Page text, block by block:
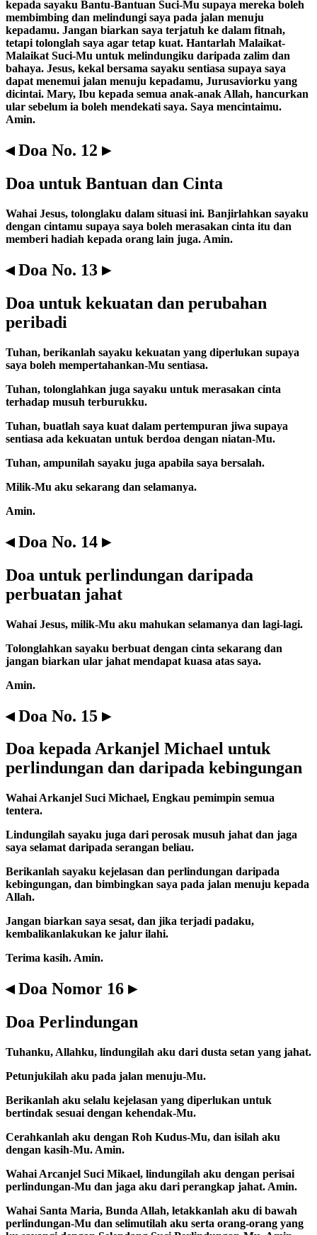
kepada sayaku Bantu-Bantuan Suci-Mu supaya mereka boleh
membimbing dan melindungi saya pada jalan menuju
kepadamu. Jangan biarkan saya terjatuh ke dalam fitnah,
tetapi tolonglah saya agar tetap kuat. Hantarlah Malaikat-
Malaikat Suci-Mu untuk melindungiku daripada zalim dan
bahaya. Jesus, kekal bersama sayaku sentiasa supaya saya
dapat menemui jalan menuju kepadamu, Jurusaviorku yang
dicintai. Mary, Ibu kepada semua anak-anak Allah, hancurkan
ular sebelum ia boleh mendekati saya. Saya mencintaimu.
Amin.
◂ Doa No. 12 ▸
Doa untuk Bantuan dan Cinta
Wahai Jesus, tolonglaku dalam situasi ini. Banjirlahkan sayaku
dengan cintamu supaya saya boleh merasakan cinta itu dan
memberi hadiah kepada orang lain juga. Amin.
◂ Doa No. 13 ▸
Doa untuk kekuatan dan perubahan
peribadi
Tuhan, berikanlah sayaku kekuatan yang diperlukan supaya
saya boleh mempertahankan-Mu sentiasa.
Tuhan, tolonglahkan juga sayaku untuk merasakan cinta
terhadap musuh terburukku.
Tuhan, buatlah saya kuat dalam pertempuran jiwa supaya
sentiasa ada kekuatan untuk berdoa dengan niatan-Mu.
Tuhan, ampunilah sayaku juga apabila saya bersalah.
Milik-Mu aku sekarang dan selamanya.
Amin.
◂ Doa No. 14 ▸
Doa untuk perlindungan daripada
perbuatan jahat
Wahai Jesus, milik-Mu aku mahukan selamanya dan lagi-lagi.
Tolonglahkan sayaku berbuat dengan cinta sekarang dan
jangan biarkan ular jahat mendapat kuasa atas saya.
Amin.
◂ Doa No. 15 ▸
Doa kepada Arkanjel Michael untuk
perlindungan dan daripada kebingungan
Wahai Arkanjel Suci Michael, Engkau pemimpin semua
tentera.
Lindungilah sayaku juga dari perosak musuh jahat dan jaga
saya selamat daripada serangan beliau.
Berikanlah sayaku kejelasan dan perlindungan daripada
kebingungan, dan bimbingkan saya pada jalan menuju kepada
Allah.
Jangan biarkan saya sesat, dan jika terjadi padaku,
kembalikanlakukan ke jalur ilahi.
Terima kasih. Amin.
◂ Doa Nomor 16 ▸
Doa Perlindungan
Tuhanku, Allahku, lindungilah aku dari dusta setan yang jahat.
Petunjukilah aku pada jalan menuju-Mu.
Berikanlah aku selalu kejelasan yang diperlukan untuk
bertindak sesuai dengan kehendak-Mu.
Cerahkanlah aku dengan Roh Kudus-Mu, dan isilah aku
dengan kasih-Mu. Amin.
Wahai Arcanjel Suci Mikael, lindungilah aku dengan perisai
perlindungan-Mu dan jaga aku dari perangkap jahat. Amin.
Wahai Santa Maria, Bunda Allah, letakkanlah aku di bawah
perlindungan-Mu dan selimutilah aku serta orang-orang yang